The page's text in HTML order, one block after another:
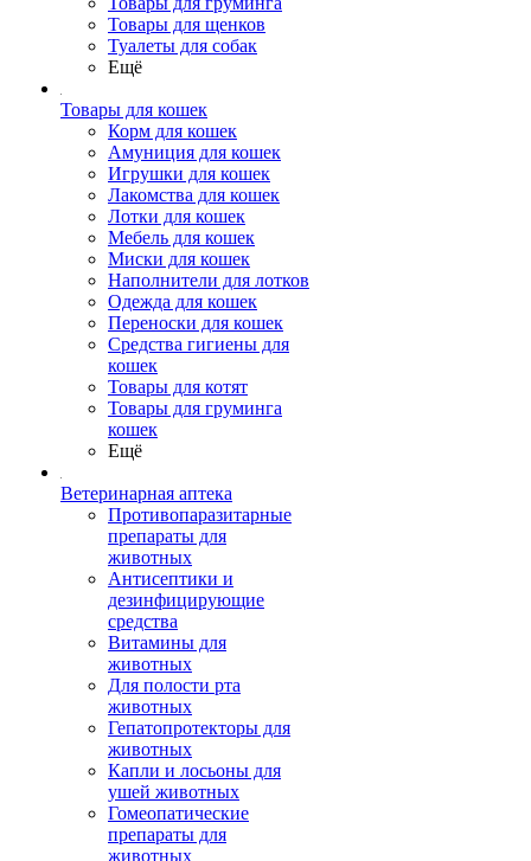
Товары для щенков
Туалеты для собак
Ещё
Товары для кошек
Корм для кошек
Амуниция для кошек
Игрушки для кошек
Лакомства для кошек
Лотки для кошек
Мебель для кошек
Миски для кошек
Наполнители для лотков
Одежда для кошек
Переноски для кошек
Средства гигиены для
кошек
Товары для котят
Товары для груминга
кошек
Ещё
Ветеринарная аптека
Противопаразитарные
препараты для
животных
Антисептики и
дезинфицирующие
средства
Витамины для
животных
Для полости рта
животных
Гепатопротекторы для
животных
Капли и лосьоны для
ушей животных
Гомеопатические
препараты для
животных